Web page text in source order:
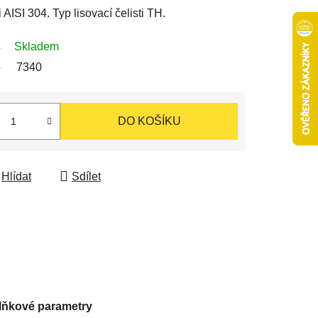
304. Typ lisovací čelisti TH.
Skladem
7340
DO KOŠÍKU
Hlídat Sdílet
parametry